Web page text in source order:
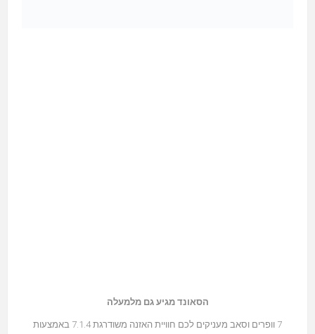
הסאונד מגיע גם מלמעלה
7 וופרים וסאב מעניקים לכם חוויית האזנה משודרגת 7.1.4 באמצעות